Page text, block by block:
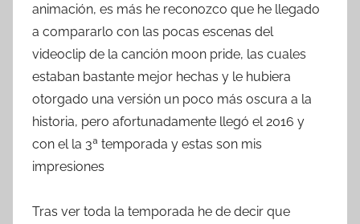
animación, es más he reconozco que he llegado
a compararlo con las pocas escenas del
videoclip de la canción moon pride, las cuales
estaban bastante mejor hechas y le hubiera
otorgado una versión un poco más oscura a la
historia, pero afortunadamente llegó el 2016 y
con el la 3ª temporada y estas son mis
impresiones
Tras ver toda la temporada he de decir que